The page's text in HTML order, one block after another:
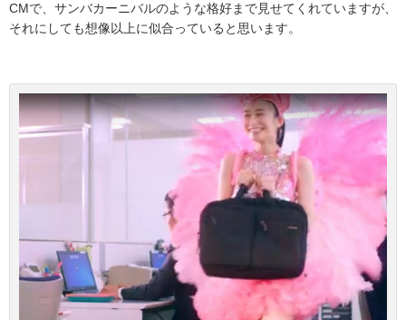
CMで、サンバカーニバルのような格好まで見せてくれていますが、
それにしても想像以上に似合っていると思います。